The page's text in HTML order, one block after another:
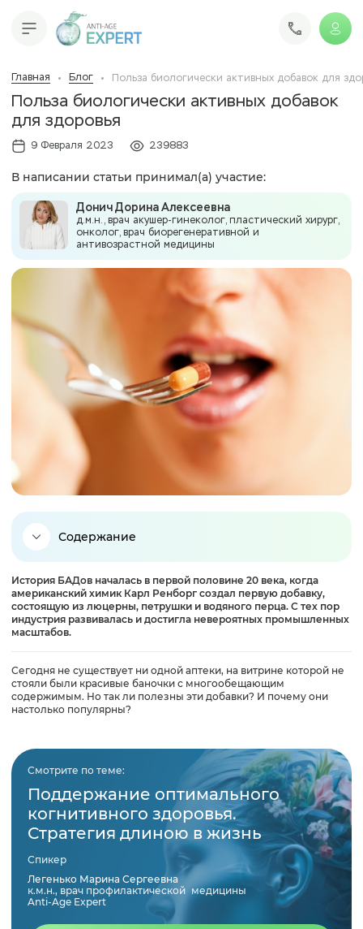
Главная Блог Польза биологически активных добавок для
Польза биологически активных добавок
для здоровья
9 Февраля 2023 239883
В написании статьи принимал(а) участие:
Донич Дорина Алексеевна
д.м.н., врач акушер-гинеколог, пластический хирург,
онколог, врач биорегенеративной и
антивозрастной медицины
Содержание
Что такое БАДы?
Как действуют БАДы?
Виды БАДов
Отличие от витаминов
Что входит в состав БАДов?
Для кого полезны БАДы
Вредны ли БАДы
История БАДов началась в первой половине 20 века, когда
американский химик Карл Ренборг создал первую добавку,
состоящую из люцерны, петрушки и водяного перца. С тех пор
индустрия развивалась и достигла невероятных промышленных
масштабов.
Сегодня не существует ни одной аптеки, на витрине которой не
стояли были красивые баночки с многообещающим
содержимым. Но так ли полезны эти добавки? И почему они
настолько популярны?
Смотрите по теме:
Поддержание оптимального
когнитивного здоровья.
Стратегия длиною в жизнь
Спикер
Легенько Марина Сергеевна
к.м.н., врач профилактической медицины
Anti-Age Expert